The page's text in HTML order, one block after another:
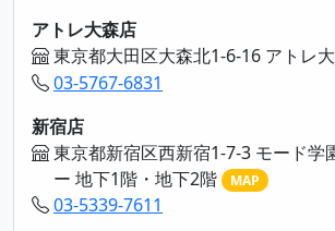
アトレ大森店
東京都大田区大森北1-6-16 アトレ
03-5767-6831
新宿店
東京都新宿区西新宿1-7-3 モード学
ー 地下1階・地下2階
MAP
03-5339-7611